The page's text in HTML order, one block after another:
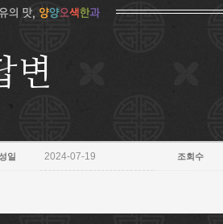
변
일 2024-07-19 조회수